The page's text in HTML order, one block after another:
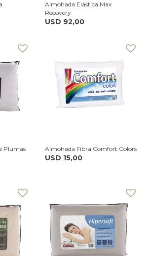
Almohada Elástica Max
Recovery
USD 92,00
Plumas
Almohada Fibra Comfort Colors
USD 15,00